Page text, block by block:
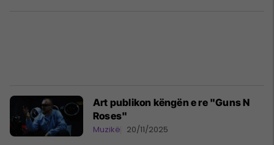
Art publikon këngën e re "Guns N
Roses"
Muzikë 20/11/2025